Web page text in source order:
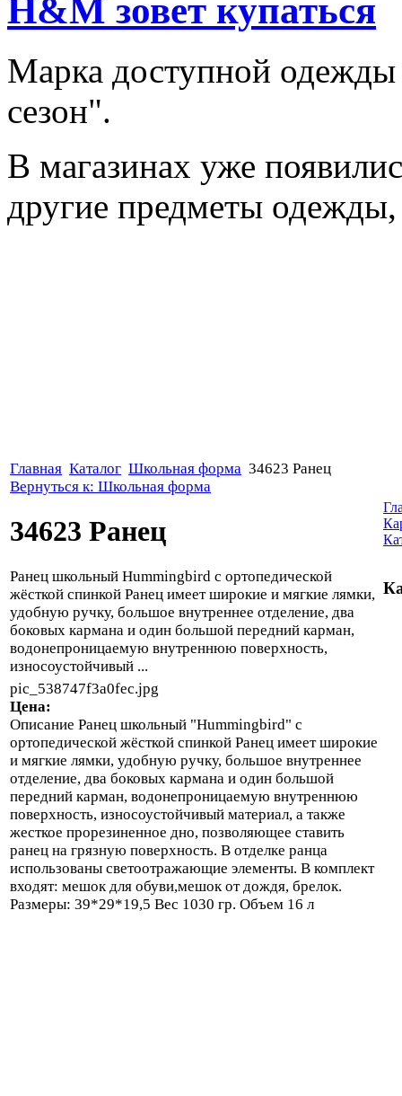
H&M зовет купаться
Марка доступной
сезон".
В магазинах уже
другие предметы
Главная Каталог Школьная форма 34623 Ранец
Вернуться к: Школьная форма
34623 Ранец
Ранец школьный Hummingbird с ортопедической
жёсткой спинкой Ранец имеет широкие и мягкие лямки,
удобную ручку, большое внутреннее отделение, два
боковых кармана и один большой передний карман,
водонепроницаемую внутреннюю поверхность,
износоустойчивый ...
pic_538747f3a0fec.jpg
Цена:
Описание Ранец школьный "Hummingbird" с
ортопедической жёсткой спинкой Ранец имеет широкие
и мягкие лямки, удобную ручку, большое внутреннее
отделение, два боковых кармана и один большой
передний карман, водонепроницаемую внутреннюю
поверхность, износоустойчивый материал, а также
жесткое прорезиненное дно, позволяющее ставить
ранец на грязную поверхность. В отделке ранца
использованы светоотражающие элементы. В комплект
входят: мешок для обуви,мешок от дождя, брелок.
Размеры: 39*29*19,5 Вес 1030 гр. Объем 16 л